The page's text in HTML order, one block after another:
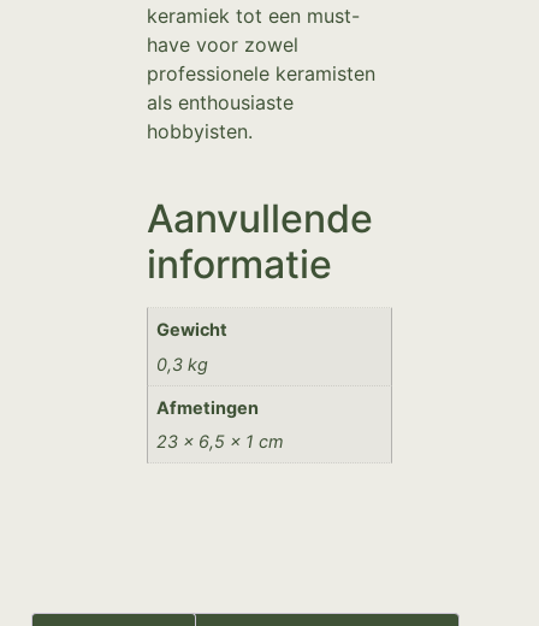
keramiek tot een must-
have voor zowel
professionele keramisten
als enthousiaste
hobbyisten.
Aanvullende
informatie
Gewicht
0,3 kg
Afmetingen
23 × 6,5 × 1 cm